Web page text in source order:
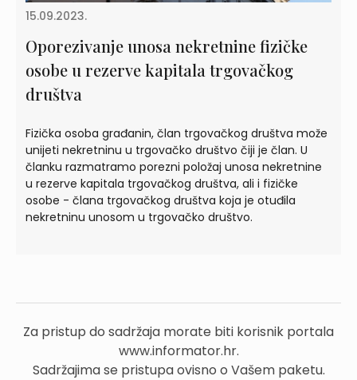
15.09.2023.
Oporezivanje unosa nekretnine fizičke
osobe u rezerve kapitala trgovačkog
društva
Fizička osoba građanin, član trgovačkog društva može
unijeti nekretninu u trgovačko društvo čiji je član. U
članku razmatramo porezni položaj unosa nekretnine
u rezerve kapitala trgovačkog društva, ali i fizičke
osobe - člana trgovačkog društva koja je otuđila
nekretninu unosom u trgovačko društvo.
Za pristup do sadržaja morate biti korisnik portala
www.informator.hr.
Sadržajima se pristupa ovisno o Vašem paketu.